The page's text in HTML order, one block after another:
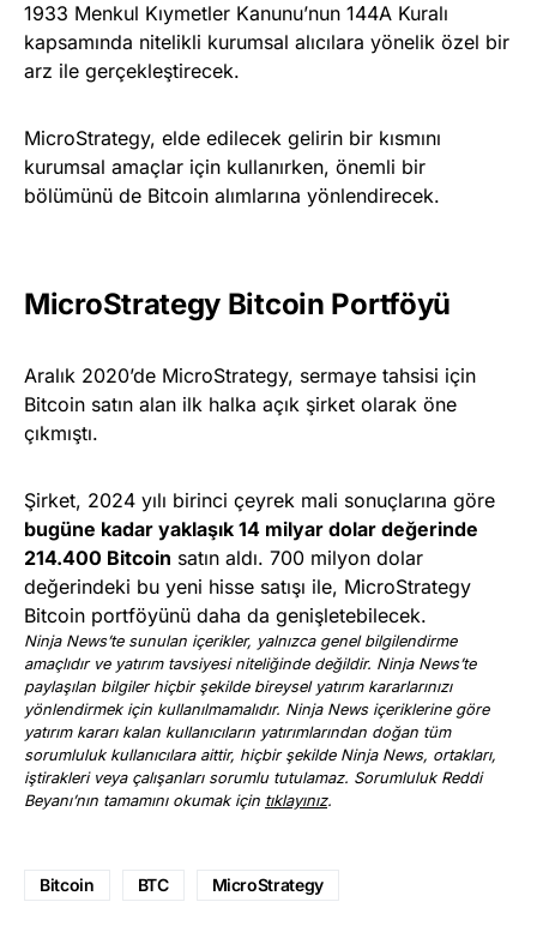
1933 Menkul Kıymetler Kanunu’nun 144A Kuralı
kapsamında nitelikli kurumsal alıcılara yönelik özel bir
arz ile gerçekleştirecek.
MicroStrategy, elde edilecek gelirin bir kısmını
kurumsal amaçlar için kullanırken, önemli bir
bölümünü de Bitcoin alımlarına yönlendirecek.
MicroStrategy Bitcoin Portföyü
Aralık 2020’de MicroStrategy, sermaye tahsisi için
Bitcoin satın alan ilk halka açık şirket olarak öne
çıkmıştı.
Şirket, 2024 yılı birinci çeyrek mali sonuçlarına göre
bugüne kadar yaklaşık 14 milyar dolar değerinde
214.400 Bitcoin satın aldı. 700 milyon dolar
değerindeki bu yeni hisse satışı ile, MicroStrategy
Bitcoin portföyünü daha da genişletebilecek.
Ninja News’te sunulan içerikler, yalnızca genel bilgilendirme
amaçlıdır ve yatırım tavsiyesi niteliğinde değildir. Ninja News’te
paylaşılan bilgiler hiçbir şekilde bireysel yatırım kararlarınızı
yönlendirmek için kullanılmamalıdır. Ninja News içeriklerine göre
yatırım kararı kalan kullanıcıların yatırımlarından doğan tüm
sorumluluk kullanıcılara aittir, hiçbir şekilde Ninja News, ortakları,
iştirakleri veya çalışanları sorumlu tutulamaz. Sorumluluk Reddi
Beyanı’nın tamamını okumak için tıklayınız.
Bitcoin BTC MicroStrategy